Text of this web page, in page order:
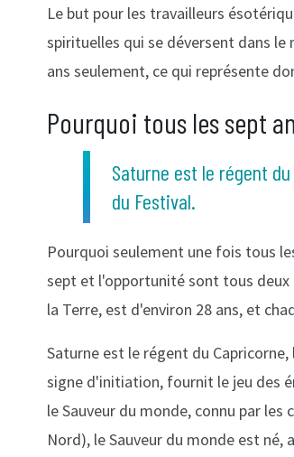
Le but pour les travailleurs
spirituelles qui se déversent dans
ans seulement, ce qui représente
Pourquoi tous les sept
Saturne est le régent
du Festival.
Pourquoi seulement une fois tous
sept et l'opportunité sont tous deux
la Terre, est d'environ 28 ans, et
Saturne est le régent du
signe d'initiation, fournit le jeu des
le Sauveur du monde, connu par
Nord), le Sauveur du monde est